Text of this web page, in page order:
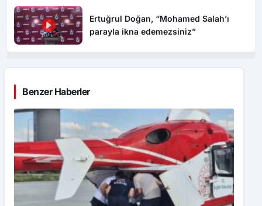
Ertuğrul Doğan, “Mohamed Salah’ı
parayla ikna edemezsiniz”
Benzer Haberler